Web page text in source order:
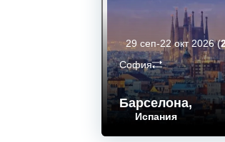
Барселона,
Испания
София
29 сеп-22 окт 2026(